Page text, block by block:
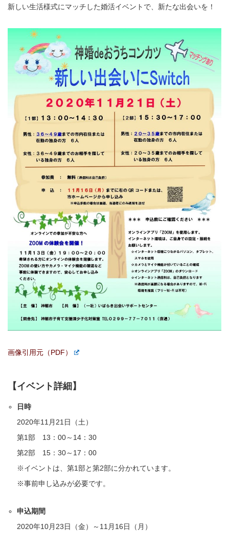
新しい生活様式にマッチした婚活イベントで、新たな出会いを！
画像引用元（PDF）
【イベント詳細】
日時
2020年11月21日（土）
第1部 13：00～14：30
第2部 15：30～17：00
※イベントは、第1部と第2部に分かれています。
※事前申し込みが必要です。
申込期間
2020年10月23日（金）～11月16日（月）